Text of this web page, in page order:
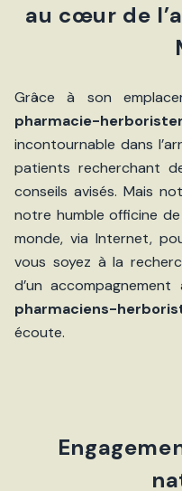
au cœur de
Grâce à son
pharmacie-
incontournable dans
patients recherchant
conseils avisés. Mais
notre humble officine de
monde, via Internet,
vous soyez à la
d’un
pharmaciens-
écoute.